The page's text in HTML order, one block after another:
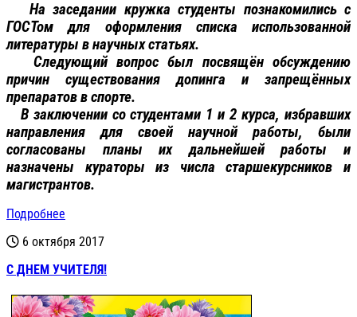
На заседании кружка студенты познакомились с
ГОСТом для оформления списка использованной
литературы в научных статьях.
Следующий вопрос был посвящён обсуждению
причин существования допинга и запрещённых
препаратов в спорте.
В заключении со студентами 1 и 2 курса, избравших
направления для своей научной работы, были
согласованы планы их дальнейшей работы и
назначены кураторы из числа старшекурсников и
магистрантов.
Подробнее
6 октября 2017
С ДНЕМ УЧИТЕЛЯ!